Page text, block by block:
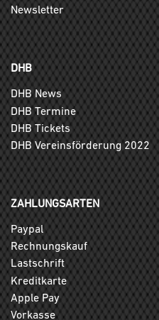
Newsletter
DHB
DHB News
DHB Termine
DHB Tickets
DHB Vereinsförderung 2022
ZAHLUNGSARTEN
Paypal
Rechnungskauf
Lastschrift
Kreditkarte
Apple Pay
Vorkasse